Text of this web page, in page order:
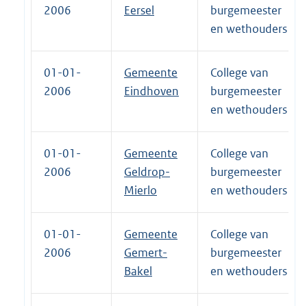
2006
Eersel
burgemeester
en wethouders
01-01-
2006
Gemeente
Eindhoven
College van
burgemeester
en wethouders
01-01-
2006
Gemeente
Geldrop-
Mierlo
College van
burgemeester
en wethouders
01-01-
2006
Gemeente
Gemert-
Bakel
College van
burgemeester
en wethouders